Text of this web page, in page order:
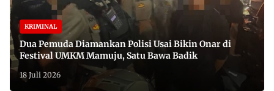
KRIMINAL
Dua Pemuda Diamankan Polisi Usai Bikin Onar di
Festival UMKM Mamuju, Satu Bawa Badik
18 Juli 2026